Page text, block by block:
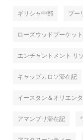
ギリシャ中部 プー
ローズウッドプーケッ
エンチャントメント リ
キャップカロソ滞在記
イースタン＆オリエン
アマンプリ滞在記